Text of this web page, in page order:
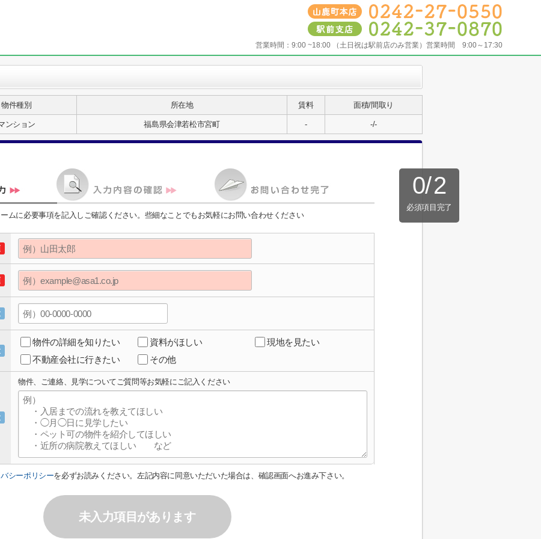
営業時間： 9:00 ~18:00 （土日祝は駅前店のみ営業）営業時間 9:00～17:30
物件種別 所在地 賃料 面積/間取り
ンション 福島県会津若松市宮町 - -/-
0/2
必須項目完了
ムに必要事項を記入しご確認ください。些細なことでもお気軽にお問い合わせください
物件の詳細を知りたい 資料がほしい
現地を見たい
不動産会社に行きたい
その他
物件、ご連絡、見学についてご質問等お気軽にご記入ください
シーポリシーを必ずお読みください。左記内容に同意いただいた場合は、確認画面へお進み下さい。
未入力項目があります